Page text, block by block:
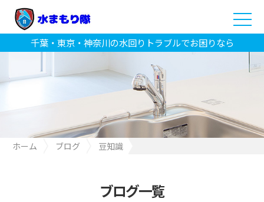
千葉・東京・神奈川の水回りトラブルでお困りなら
ホーム ブログ
豆知識
ブログ一覧